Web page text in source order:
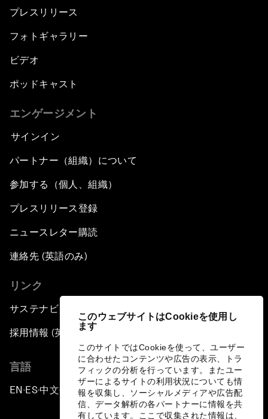
このウェブサイトはCookieを使用し
ます
このサイトではCookieを使って、ユーザー
に合わせたコンテンツや広告の表示、トラ
フィックの分析を行っています。またユー
ザーによるサイトの利用状況についても情
報を収集し、ソーシャルメディアや広告配
信、データ解析の各パートナーに情報を共
有しています。ここで収集された情報は、
プレスリリース
フォトギャラリー
ビデオ
ポッドキャスト
エンゲージメント
サインイン
パートナー（組織）について
参加する（個人、組織）
プレスリリース登録
ニュースレター購読
連絡先 (英語のみ)
リンク
サステナビリティへの取り組み
採用情報 (英語のみ)
言語
EN ▪ES▪中文▪ 日本語